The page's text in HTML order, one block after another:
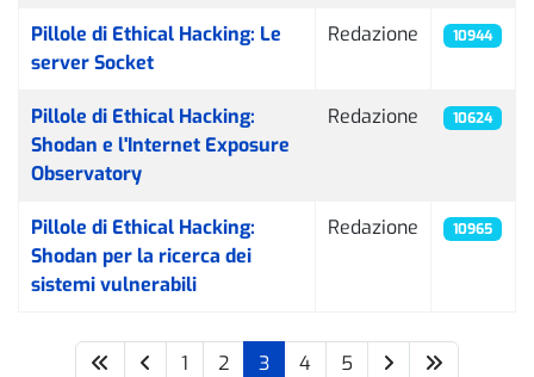
Pillole di Ethical Hacking: Le
server Socket
Redazione 10944
Pillole di Ethical Hacking:
Shodan e l'Internet Exposure
Observatory
Redazione 10624
Pillole di Ethical Hacking:
Shodan per la ricerca dei
sistemi vulnerabili
Redazione 10965
1 2 3 4 5